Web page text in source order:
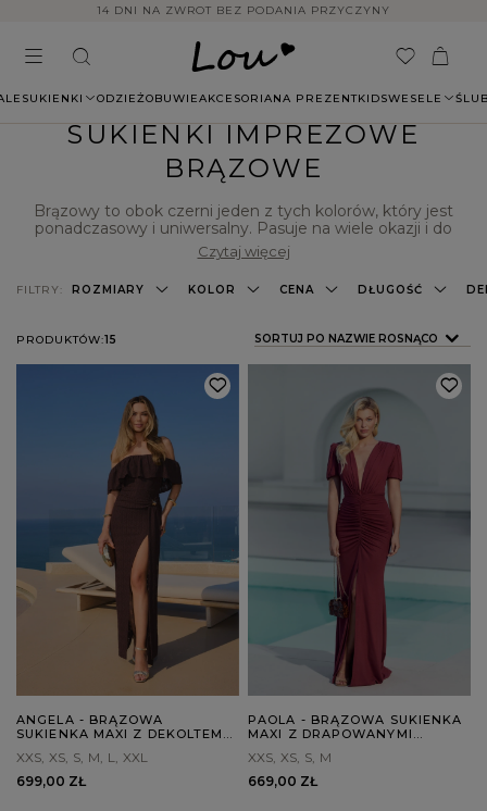
14 DNI NA ZWROT BEZ PODANIA PRZYCZYNY
SUKIENKI ODZIEŻOBUWIEAKCESORIANA PREZENTKIDSWESELE
SUKIENKI IMPREZOWE
BRĄZOWE
Brązowy to obok czerni jeden z tych kolorów, który jest
ponadczasowy i uniwersalny. Pasuje na wiele okazji i do
wielu typów urody. W Lou przygotowaliśmy dla Ciebie
sukienki imprezowe w brązowym kolorze. Sprawdzą się
zarówno dla blondynki, jak i brunetki, będą idealne nie tylko
na sezon jesienny, lecz także wiosenno-letni. To modele o
ten idealny dla siebie. Sprawdź, jakie sukienki brązowe
imprezowe dla Ciebie przygotowaliśmy i wybierz model, z
którym stworzysz efektowną stylizację na przyjęcie.
Czytaj więcej
PRODUKTÓW:15 ZMIEŃ SORTOWANIE
SORTUJ PO NAZWIE ROSNĄCO
FILTRY: ROZMIARY KOLOR CENA DŁUGOŚĆ
ANGELA - BRĄZOWA
SUKIENKA MAXI Z DEKOLTEM
XXS XS S M L XXL
699,00 ZŁ
PAOLA - BRĄZOWA SUKIENKA
MAXI Z DRAPOWANYMI
XXS XS S M
669,00 ZŁ